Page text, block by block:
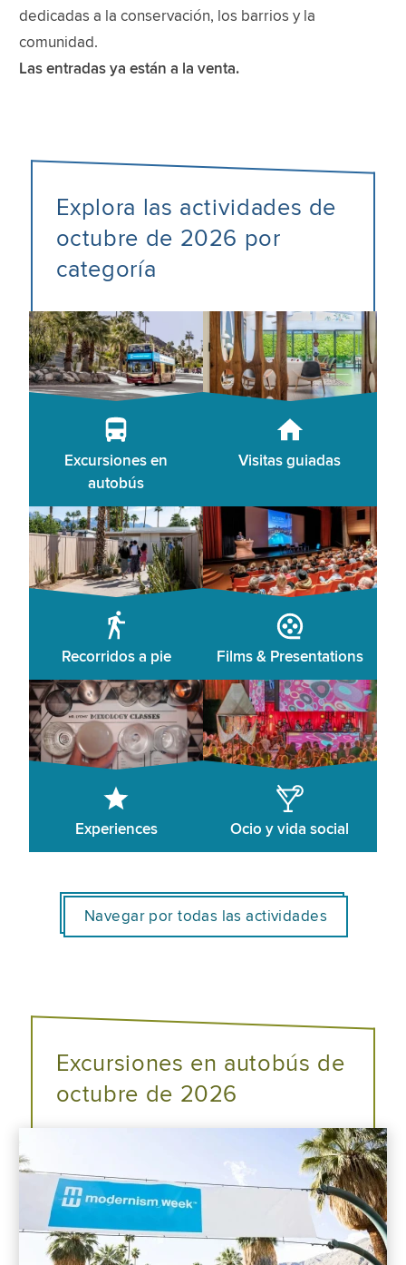
dedicadas a la conservación, los barrios y la
comunidad.
Las entradas ya están a la venta.
Explora las actividades de
octubre de 2026 por
categoría
Excursiones en
autobús
Visitas guiadas
Recorridos a pie Films & Presentations
Experiences Ocio y vida social
Navegar por todas las actividades
Excursiones en autobús de
octubre de 2026